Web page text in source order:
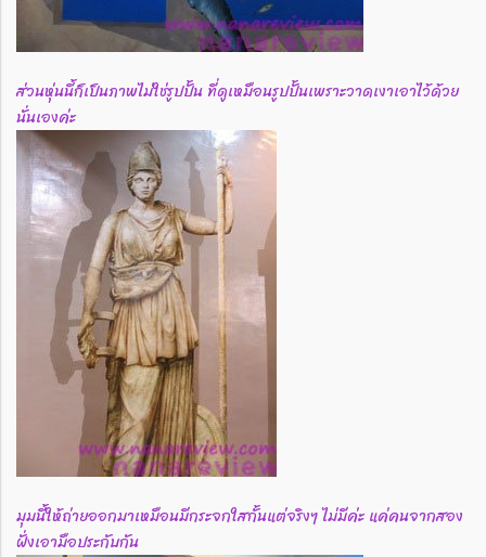
ส่วนหุ่นนี้ก็เป็นภาพไม่ใช่รูปปั้น ที่ดูเหมือนรูปปั้นเพราะวาดเงาเอาไว้ด้วย
นั่นเองค่ะ
มุมนี้ให้ถ่ายออกมาเหมือนมีกระจกใสกั้นแต่จริงๆ ไม่มีค่ะ แค่คนจากสอง
ฝั่งเอามือประกับกัน